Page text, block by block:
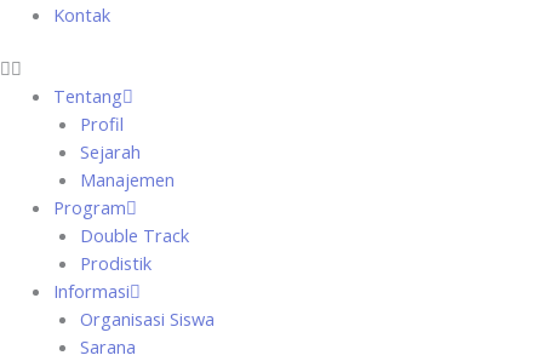
Kontak
Tentang
Profil
Sejarah
Manajemen
Program
Double Track
Prodistik
Informasi
Organisasi Siswa
Sarana